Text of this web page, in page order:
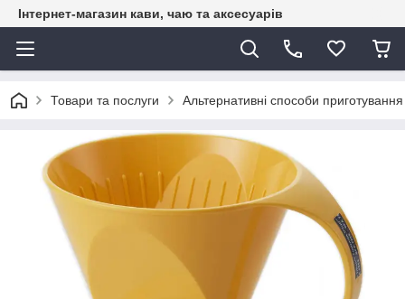
Інтернет-магазин кави, чаю та аксесуарів
Товари та послуги Альтернативні способи